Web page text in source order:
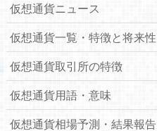
仮想通貨ニュース
仮想通貨一覧・特徴と将来性
仮想通貨取引所の特徴
仮想通貨用語・意味
仮想通貨相場予測・結果報告